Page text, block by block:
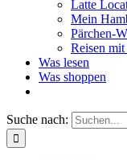
Latte
Mein
Pärchen-
Reisen
Was lesen
Was shoppen
Suche nach: